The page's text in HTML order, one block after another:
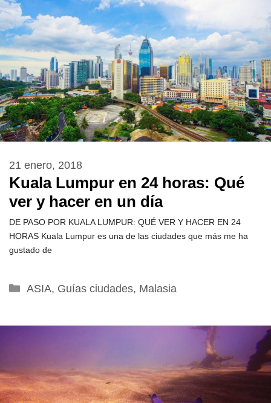
Kuala Lumpur en 24 horas: Qué
ver y hacer en un día
21 enero, 2018
DE PASO POR KUALA LUMPUR: QUÉ VER Y HACER EN 24
HORAS Kuala Lumpur es una de las ciudades que más me ha
gustado de
Categorías
ASIA, Guías ciudades, Malasia